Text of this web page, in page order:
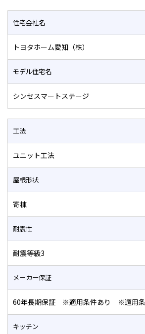
住宅会社名
トヨタホーム愛知（株）
モデル住宅名
シンセスマートステージ
工法
ユニット工法
屋根形状
寄棟
耐震性
耐震等級3
メーカー保証
60年長期保証 ※適用条件あり ※適用条
キッチン